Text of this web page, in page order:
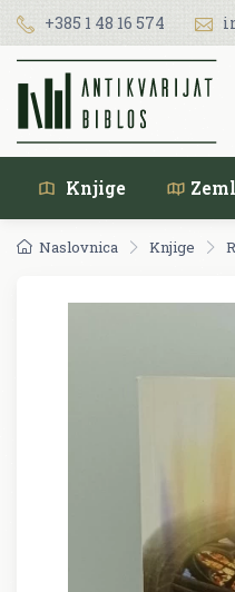
+385 1 48 16 574
Knjige
Naslovnica Knjige